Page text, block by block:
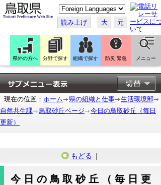
こ
の
ペ
ー
ジ
翻
訳
す
る
読み上げ 大 元
県外の方へ 分野で探す 組織で探す 防災 緊急 メニュー
現在の位置： ホーム 県の組織と仕事
生活環境部
自然共生課
鳥取砂丘ページ
今日の鳥取砂丘（毎日
更新）
もどる ｜
今日の鳥取砂丘（毎日更